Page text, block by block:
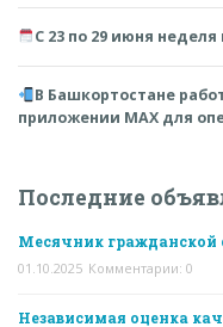
С 23 по 29 июня
В Башкортостане
приложении MAX для
Последние
Месячник гражданской
01.10.2025 Комментарии: 0
Независимая оценка